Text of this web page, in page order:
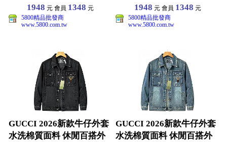
套 男女同款
1948 元 會員 1348 元
5800精品批發商
www.5800.com.tw
套 男女同款
1948 元 會員 1348 元
5800精品批發商
www.5800.com.tw
GUCCI 2026新款牛仔外套
水洗棉質面料 休閒百搭外
GUCCI 2026新款牛仔外套
水洗棉質面料 休閒百搭外